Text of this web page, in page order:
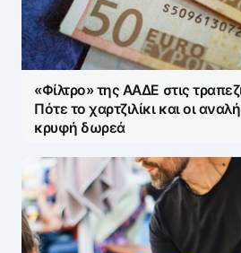
«Φίλτρο» της ΑΑΔΕ στις
Πότε το χαρτζιλίκι και οι
κρυφή δωρεά